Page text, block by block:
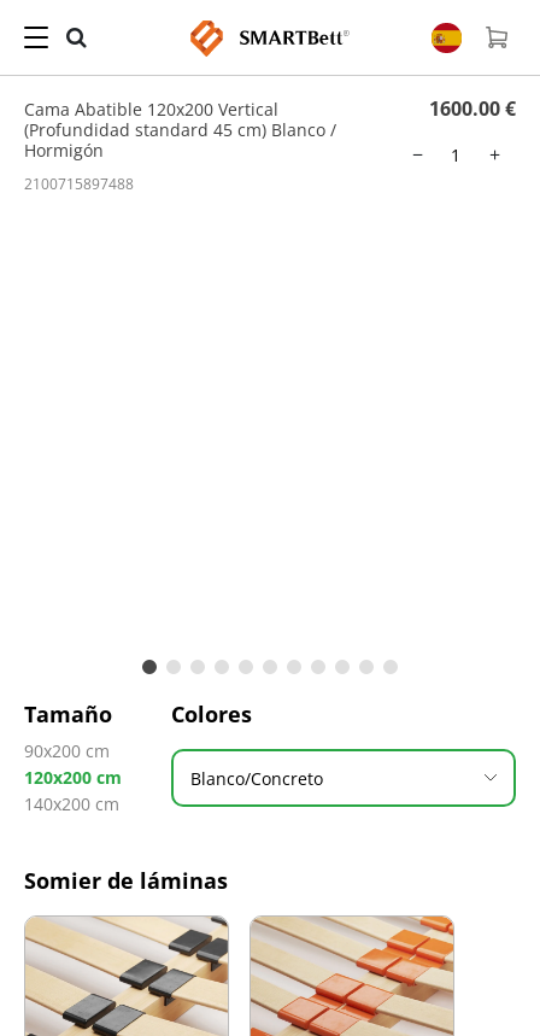
Hogar Cama Abatible
/ Cama Abatible 120x200 Vertical (Profundidad standard 45
Cama Abatible 120x200 Vertical
(Profundidad standard 45 cm) Blanco /
Hormigón
1600.00 €
−
+
2100715897488
Tamaño
90x200 cm
120x200 cm
140x200 cm
Colores
Blanco/Concreto
Somier de láminas